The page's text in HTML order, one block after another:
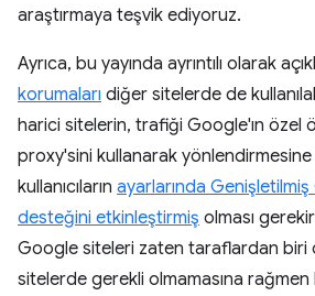
araştırmaya teşvik ediyoruz.
Ayrıca, bu yayında ayrıntılı olarak
korumaları diğer sitelerde de
harici sitelerin, trafiği Google'ın özel
proxy'sini kullanarak
kullanıcıların ayarlarında
desteğini etkinleştirmiş olması
Google siteleri zaten taraflardan biri
sitelerde gerekli olmamasına